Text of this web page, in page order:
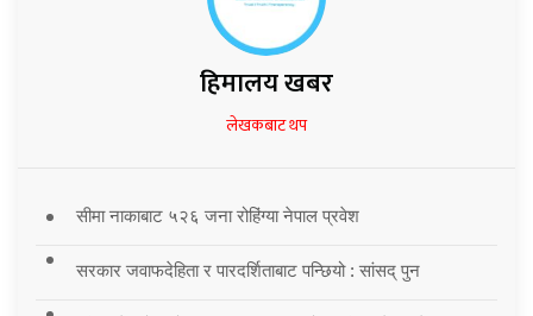
हिमालय खबर
लेखकबाट थप
सीमा नाकाबाट ५२६ जना रोहिंग्या नेपाल प्रवेश
सरकार जवाफदेहिता र पारदर्शिताबाट पन्छियो : सांसद् पुन